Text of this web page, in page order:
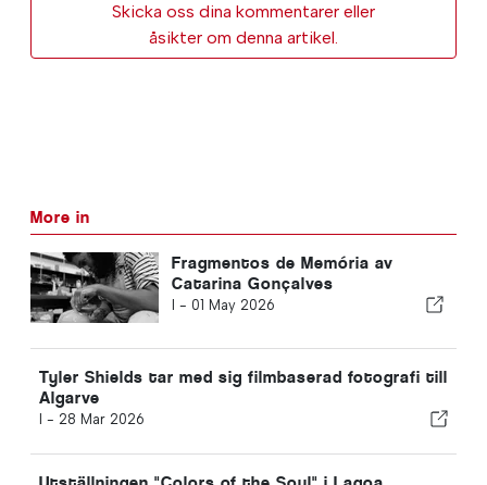
Skicka oss dina kommentarer eller
åsikter om denna artikel.
More in
Fragmentos de Memória av
Catarina Gonçalves
I - 01 May 2026
Tyler Shields tar med sig filmbaserad fotografi till
Algarve
I - 28 Mar 2026